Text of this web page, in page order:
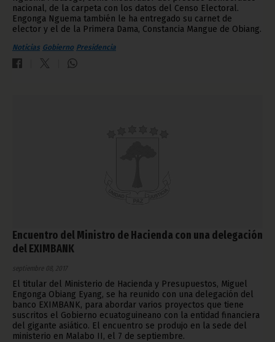
nacional, de la carpeta con los datos del Censo Electoral.
Engonga Nguema también le ha entregado su carnet de
elector y el de la Primera Dama, Constancia Mangue de Obiang.
Noticias Gobierno Presidencia
Encuentro del Ministro de Hacienda con una delegación
del EXIMBANK
septiembre 08, 2017
El titular del Ministerio de Hacienda y Presupuestos, Miguel
Engonga Obiang Eyang, se ha reunido con una delegación del
banco EXIMBANK, para abordar varios proyectos que tiene
suscritos el Gobierno ecuatoguineano con la entidad financiera
del gigante asiático. El encuentro se produjo en la sede del
ministerio en Malabo II, el 7 de septiembre.